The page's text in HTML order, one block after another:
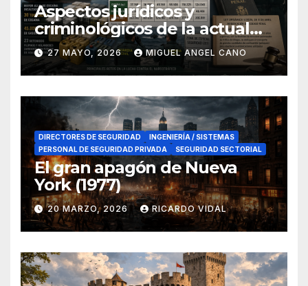
Aspectos jurídicos y
criminológicos de la actual
lucha contra el narcotráfico
en el sur de España
27 MAYO, 2026 MIGUEL ANGEL CANO
DIRECTORES DE SEGURIDAD
INGENIERÍA / SISTEMAS
PERSONAL DE SEGURIDAD PRIVADA
SEGURIDAD SECTORIAL
El gran apagón de Nueva
York (1977)
20 MARZO, 2026 RICARDO VIDAL